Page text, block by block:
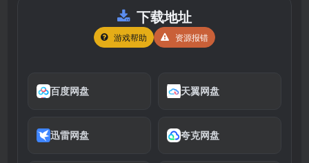
下载地址
游戏帮助 资源报错
百度网盘 天翼网盘
迅雷网盘 夸克网盘